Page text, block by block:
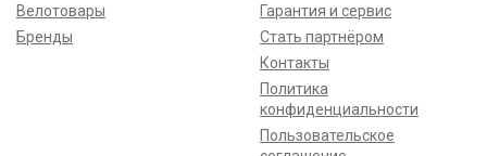
Велотовары
Бренды
Гарантия и сервис
Стать партнёром
Контакты
Политика
конфиденциальности
Пользовательское